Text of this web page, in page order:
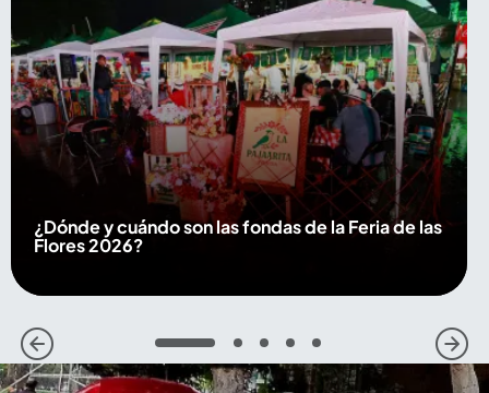
¿Dónde y cuándo son las fondas de la Feria de las
Flores 2026?
1 2 3 4 5